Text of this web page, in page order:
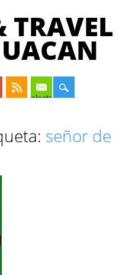
TRAVEL
electrónico
señor de